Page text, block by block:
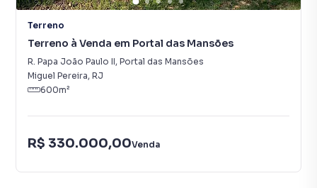
Terreno
Terreno à Venda em Portal das Mansões
R. Papa João Paulo II, Portal das Mansões
Miguel Pereira, RJ
600m²
R$ 330.000,00Venda